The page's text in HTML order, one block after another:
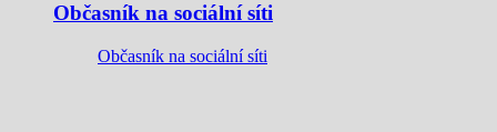
Občasník na sociální síti
Občasník na sociální síti